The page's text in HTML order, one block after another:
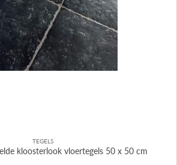
TEGELS
kloosterlook vloertegels 50 x 50 cm